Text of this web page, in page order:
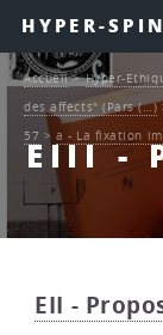
HYPER-
EIII -
Accueil>Hyper-
des affects" (Pars (…)
57 > a - La fixation
EII -